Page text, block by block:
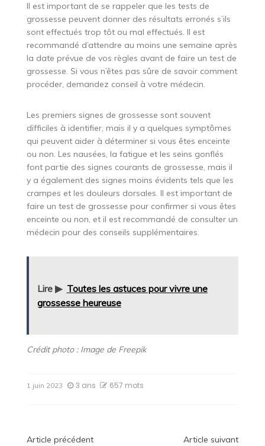
Il est important de se rappeler que les tests de
grossesse peuvent donner des résultats erronés s’ils
sont effectués trop tôt ou mal effectués. Il est
recommandé d’attendre au moins une semaine après
la date prévue de vos règles avant de faire un test de
grossesse. Si vous n’êtes pas sûre de savoir comment
procéder, demandez conseil à votre médecin.
Les premiers signes de grossesse sont souvent
difficiles à identifier, mais il y a quelques symptômes
qui peuvent aider à déterminer si vous êtes enceinte
ou non. Les nausées, la fatigue et les seins gonflés
font partie des signes courants de grossesse, mais il
y a également des signes moins évidents tels que les
crampes et les douleurs dorsales. Il est important de
faire un test de grossesse pour confirmer si vous êtes
enceinte ou non, et il est recommandé de consulter un
médecin pour des conseils supplémentaires.
Lire ▶ Toutes les astuces pour vivre une
grossesse heureuse
Crédit photo : Image de Freepik
1 juin 2023 3 ans 657 mots
Article précédent Article suivant